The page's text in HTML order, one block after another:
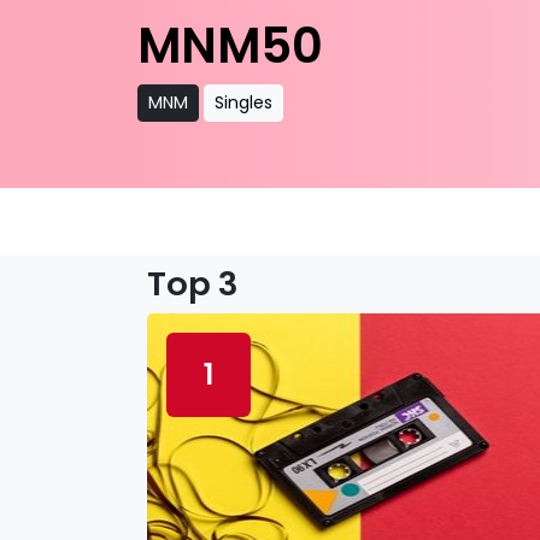
MNM50
MNM Singles
Top 3
1